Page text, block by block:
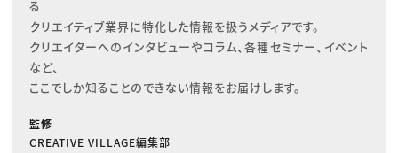
る
クリエイティブ業界に特化した情報を扱うメディアです。
クリエイターへのインタビューやコラム、各種セミナー、イベント
など、
ここでしか知ることのできない情報をお届けします。
監修
CREATIVE VILLAGE編集部